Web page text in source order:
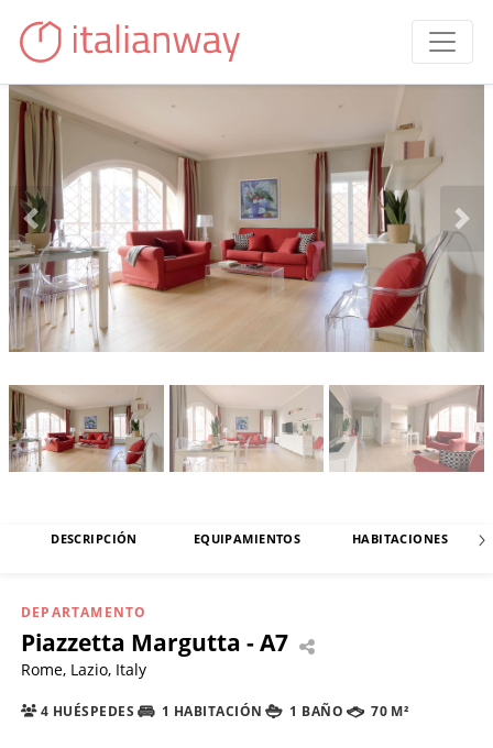
DESCRIPCIÓN EQUIPAMIENTOS HABITACIONES
DEPARTAMENTO
Piazzetta Margutta - A7
Rome, Lazio, Italy
4 HUÉSPEDES 1 HABITACIÓN 1 BAÑO 70 M²